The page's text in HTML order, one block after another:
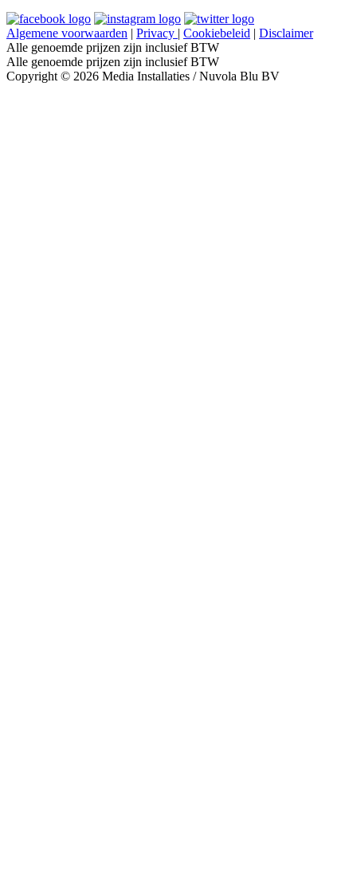
Algemene voorwaarden | Privacy | Cookiebeleid | Disclaimer
Alle genoemde prijzen zijn inclusief BTW
Alle genoemde prijzen zijn inclusief BTW
Copyright © 2026 Media Installaties / Nuvola Blu BV